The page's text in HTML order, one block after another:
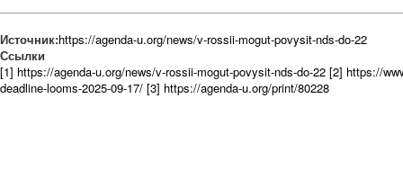
Источник:https://agenda-u.org/news/v-rossii-mogut-povysit-nds-do-22
Ссылки
[1] https://agenda-u.org/news/v-rossii-mogut-povysit-nds-do-22 [2] https://
deadline-looms-2025-09-17/ [3] https://agenda-u.org/print/80228